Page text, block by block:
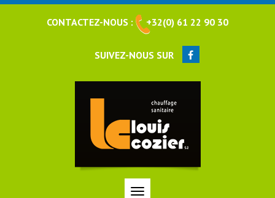
CONTACTEZ-NOUS : +32(0) 61 22 90 30
SUIVEZ-NOUS SUR